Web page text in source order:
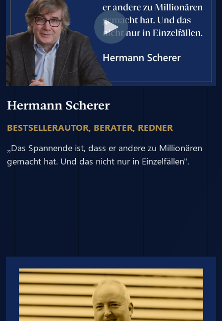
Hermann Scherer
BESTSELLERAUTOR, BERATER, REDNER
„Das Spannende ist, dass er andere zu Millionären
gemacht hat. Und das nicht nur in Einzelfällen".